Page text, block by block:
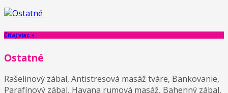
Čítaj viac +
Ostatné
Rašelinový zábal, Antistresová masáž tváre, Bankovanie,
Parafínový zábal, Havana rumová masáž, Bahenný zábal,